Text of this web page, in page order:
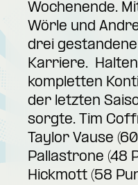
Wochenende.
Wörle und
drei
Karriere.
kompletten
der letzten
sorgte. Tim
Taylor Vause
Pallastrone (48
Hickmott (58